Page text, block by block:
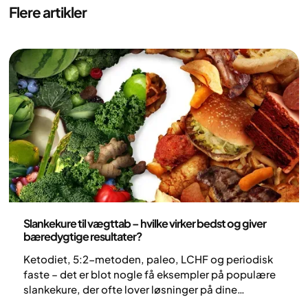
Flere artikler
Slankekure til vægttab – hvilke virker bedst og giver
bæredygtige resultater?
Ketodiet, 5:2-metoden, paleo, LCHF og periodisk
faste – det er blot nogle få eksempler på populære
slankekure, der ofte lover løsninger på dine